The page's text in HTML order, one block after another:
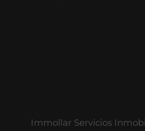
Immollar Servicios